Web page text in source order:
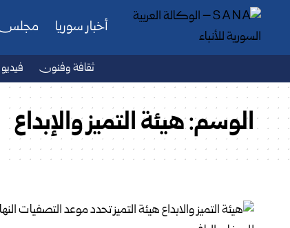
أخبار سوريا
ثقافة وفنون فيديو
الوسم:هيئة التميز والإبداع